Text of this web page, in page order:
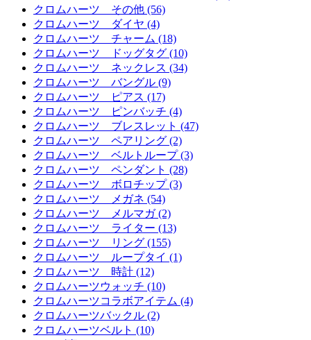
クロムハーツ その他 (56)
クロムハーツ ダイヤ (4)
クロムハーツ チャーム (18)
クロムハーツ ドッグタグ (10)
クロムハーツ ネックレス (34)
クロムハーツ バングル (9)
クロムハーツ ピアス (17)
クロムハーツ ピンバッチ (4)
クロムハーツ ブレスレット (47)
クロムハーツ ペアリング (2)
クロムハーツ ベルトループ (3)
クロムハーツ ペンダント (28)
クロムハーツ ボロチップ (3)
クロムハーツ メガネ (54)
クロムハーツ メルマガ (2)
クロムハーツ ライター (13)
クロムハーツ リング (155)
クロムハーツ ループタイ (1)
クロムハーツ 時計 (12)
クロムハーツウォッチ (10)
クロムハーツコラボアイテム (4)
クロムハーツバックル (2)
クロムハーツベルト (10)